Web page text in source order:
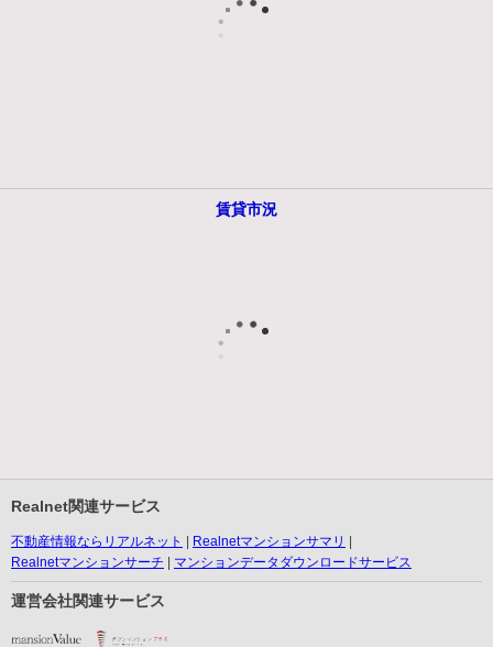
賃貸市況
Realnet関連サービス
不動産情報ならリアルネット
Realnetマンションサマリ
Realnetマンションサーチ
マンションデータダウンロードサービス
運営会社関連サービス